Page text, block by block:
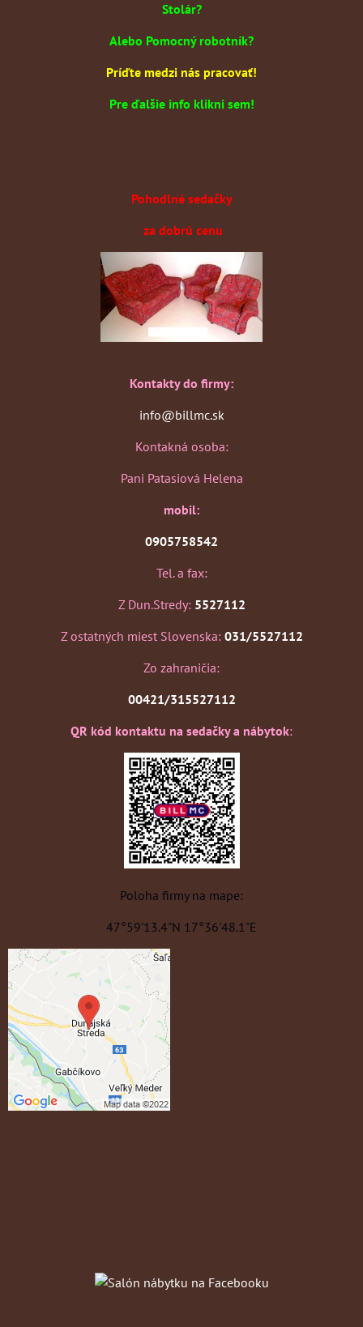
Stolár?
Alebo Pomocný robotník?
Príďte medzi nás pracovať!
Pre ďalšie info klikni sem!
Pohodlné sedačky
za dobrú cenu
Kontakty do firmy:
info@billmc.sk
Kontakná osoba:
Pani Patasiová Helena
mobil:
0905758542
Tel. a fax:
Z Dun.Stredy: 5527112
Z ostatných miest Slovenska: 031/5527112
Zo zahraničia:
00421/315527112
QR kód kontaktu na sedačky a nábytok:
Poloha firmy na mape:
47°59'13.4"N 17°36'48.1"E